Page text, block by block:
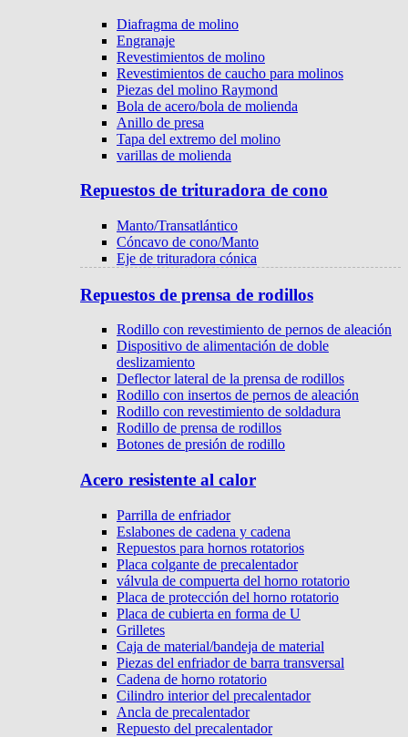
Diafragma de molino
Engranaje
Revestimientos de molino
Revestimientos de caucho para molinos
Piezas del molino Raymond
Bola de acero/bola de molienda
Anillo de presa
Tapa del extremo del molino
varillas de molienda
Repuestos de trituradora de cono
Manto/Transatlántico
Cóncavo de cono/Manto
Eje de trituradora cónica
Repuestos de prensa de rodillos
Rodillo con revestimiento de pernos de aleación
Dispositivo de alimentación de doble
deslizamiento
Deflector lateral de la prensa de rodillos
Rodillo con insertos de pernos de aleación
Rodillo con revestimiento de soldadura
Rodillo de prensa de rodillos
Botones de presión de rodillo
Acero resistente al calor
Parrilla de enfriador
Eslabones de cadena y cadena
Repuestos para hornos rotatorios
Placa colgante de precalentador
válvula de compuerta del horno rotatorio
Placa de protección del horno rotatorio
Placa de cubierta en forma de U
Grilletes
Caja de material/bandeja de material
Piezas del enfriador de barra transversal
Cadena de horno rotatorio
Cilindro interior del precalentador
Ancla de precalentador
Repuesto del precalentador